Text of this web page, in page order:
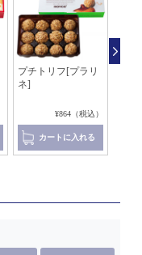
プチトリフ[プラリ
ネ]
¥864（税込）
カートに入れる